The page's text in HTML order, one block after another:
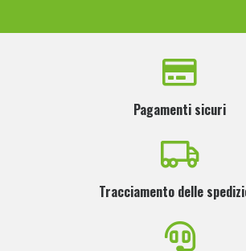
Pagamenti sicuri
Tracciamento delle